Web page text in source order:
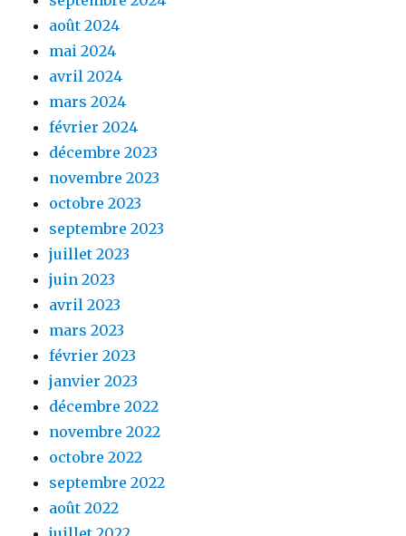
août 2024
mai 2024
avril 2024
mars 2024
février 2024
décembre 2023
novembre 2023
octobre 2023
septembre 2023
juillet 2023
juin 2023
avril 2023
mars 2023
février 2023
janvier 2023
décembre 2022
novembre 2022
octobre 2022
septembre 2022
août 2022